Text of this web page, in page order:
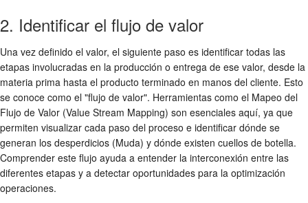
2. Identificar el flujo de valor
Una vez definido el valor, el siguiente paso es identificar todas las
etapas involucradas en la producción o entrega de ese valor, desde la
materia prima hasta el producto terminado en manos del cliente. Esto
se conoce como el "flujo de valor". Herramientas como el Mapeo del
Flujo de Valor (Value Stream Mapping) son esenciales aquí, ya que
permiten visualizar cada paso del proceso e identificar dónde se
generan los desperdicios (Muda) y dónde existen cuellos de botella.
Comprender este flujo ayuda a entender la interconexión entre las
diferentes etapas y a detectar oportunidades para la optimización
operaciones.